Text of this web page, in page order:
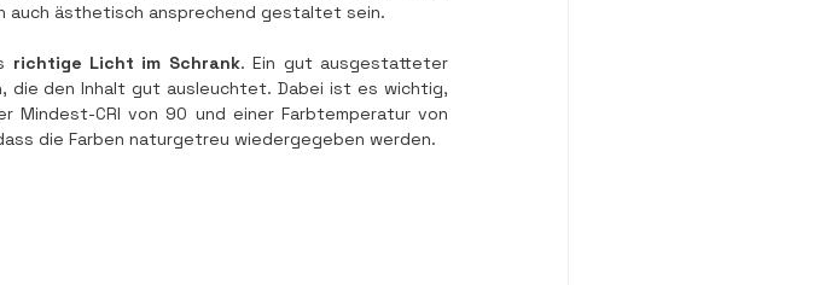
auch ästhetisch ansprechend gestaltet sein.
richtige Licht im Schrank. Ein gut ausgestatteter
die den Inhalt gut ausleuchtet. Dabei ist es wichtig,
Mindest-CRI von 90 und einer Farbtemperatur von
die Farben naturgetreu wiedergegeben werden.